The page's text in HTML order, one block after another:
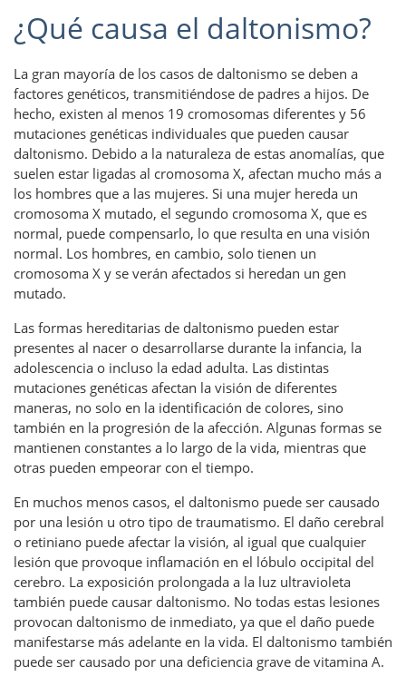
¿Qué causa el daltonismo?
La gran mayoría de los casos de daltonismo se deben a
factores genéticos, transmitiéndose de padres a hijos. De
hecho, existen al menos 19 cromosomas diferentes y 56
mutaciones genéticas individuales que pueden causar
daltonismo. Debido a la naturaleza de estas anomalías, que
suelen estar ligadas al cromosoma X, afectan mucho más a
los hombres que a las mujeres. Si una mujer hereda un
cromosoma X mutado, el segundo cromosoma X, que es
normal, puede compensarlo, lo que resulta en una visión
normal. Los hombres, en cambio, solo tienen un
cromosoma X y se verán afectados si heredan un gen
mutado.
Las formas hereditarias de daltonismo pueden estar
presentes al nacer o desarrollarse durante la infancia, la
adolescencia o incluso la edad adulta. Las distintas
mutaciones genéticas afectan la visión de diferentes
maneras, no solo en la identificación de colores, sino
también en la progresión de la afección. Algunas formas se
mantienen constantes a lo largo de la vida, mientras que
otras pueden empeorar con el tiempo.
En muchos menos casos, el daltonismo puede ser causado
por una lesión u otro tipo de traumatismo. El daño cerebral
o retiniano puede afectar la visión, al igual que cualquier
lesión que provoque inflamación en el lóbulo occipital del
cerebro. La exposición prolongada a la luz ultravioleta
también puede causar daltonismo. No todas estas lesiones
provocan daltonismo de inmediato, ya que el daño puede
manifestarse más adelante en la vida. El daltonismo también
puede ser causado por una deficiencia grave de vitamina A.